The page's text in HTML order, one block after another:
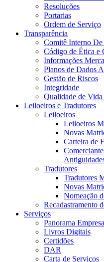
Resoluções
Portarias
Ordem de Serviço
Transparência
Comitê Interno De
Código de Ética e
Informações
Planos de Dados
Gestão de Riscos
Integridade
Qualidade de
Leiloeiros e Tradutores
Leiloeiros
Leiloeiros
Novas
Carteira de
Tradutores
Tradutores
Novas
Nomeação
Recadastramento
Serviços
Panorama
Livros Digitais
Certidões
DAR
Carta de Serviços